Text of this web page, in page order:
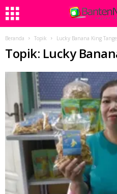
Beranda Topik Lucky Banana King
Topik: Lucky